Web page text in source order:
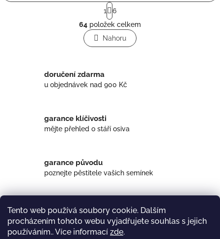
Tento web používá soubory cookie. Dalším
procházením tohoto webu vyjadřujete souhlas s jejich
používáním.. Více informací zde.
O
v
l
á
í
y
s
S
t
r
á
n
k
í
1
6
64 položek celkem
Nahoru
doručení zdarma
u objednávek nad 900 Kč
garance klíčivosti
mějte přehled o stáří osiva
garance původu
poznejte pěstitele vašich semínek
Domácí produkt
od malých farmářů z ČR a SK